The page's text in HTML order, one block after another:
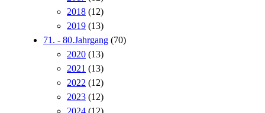
2018 (12)
2019 (13)
71. - 80.Jahrgang (70)
2020 (13)
2021 (13)
2022 (12)
2023 (12)
2024 (12)